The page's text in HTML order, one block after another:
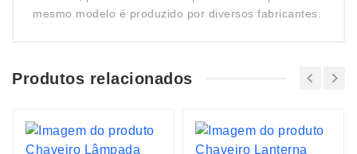
mesmo modelo é produzido por diversos fabricantes.
Produtos relacionados